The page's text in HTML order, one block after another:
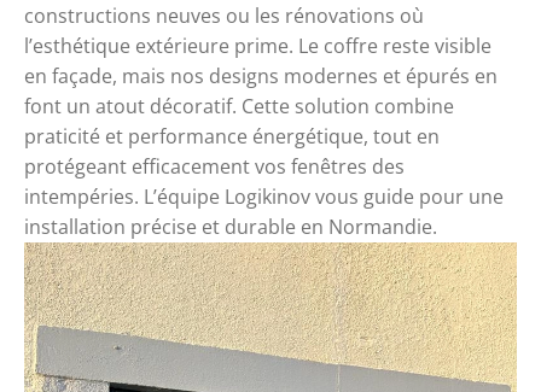
constructions neuves ou les rénovations où
l’esthétique extérieure prime. Le coffre reste visible
en façade, mais nos designs modernes et épurés en
font un atout décoratif. Cette solution combine
praticité et performance énergétique, tout en
protégeant efficacement vos fenêtres des
intempéries. L’équipe Logikinov vous guide pour une
installation précise et durable en Normandie.